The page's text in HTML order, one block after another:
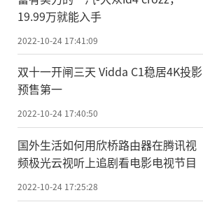
19.99万就能入手
2022-10-24 17:41:09
双十一开闸三天 Vidda C1稳居4K投影
预售第一
2022-10-24 17:40:50
国外生活如何用欣桥路由器在腾讯视
频极光云视听上追剧看电影电视节目
2022-10-24 17:25:28